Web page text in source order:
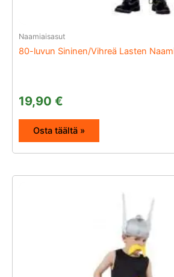
Naamiaisasut
80-luvun Sininen/Vihreä Lasten
19,90 €
Osta täältä »